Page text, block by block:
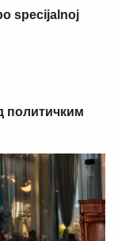
specijalnoj
политичким